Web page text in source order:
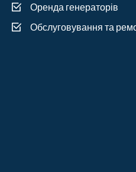
Оренда генераторів
Обслуговування та